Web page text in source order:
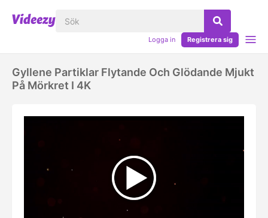
Logga in Registrera sig
Gyllene Partiklar Flytande Och Glödande Mjukt
På Mörkret I 4K